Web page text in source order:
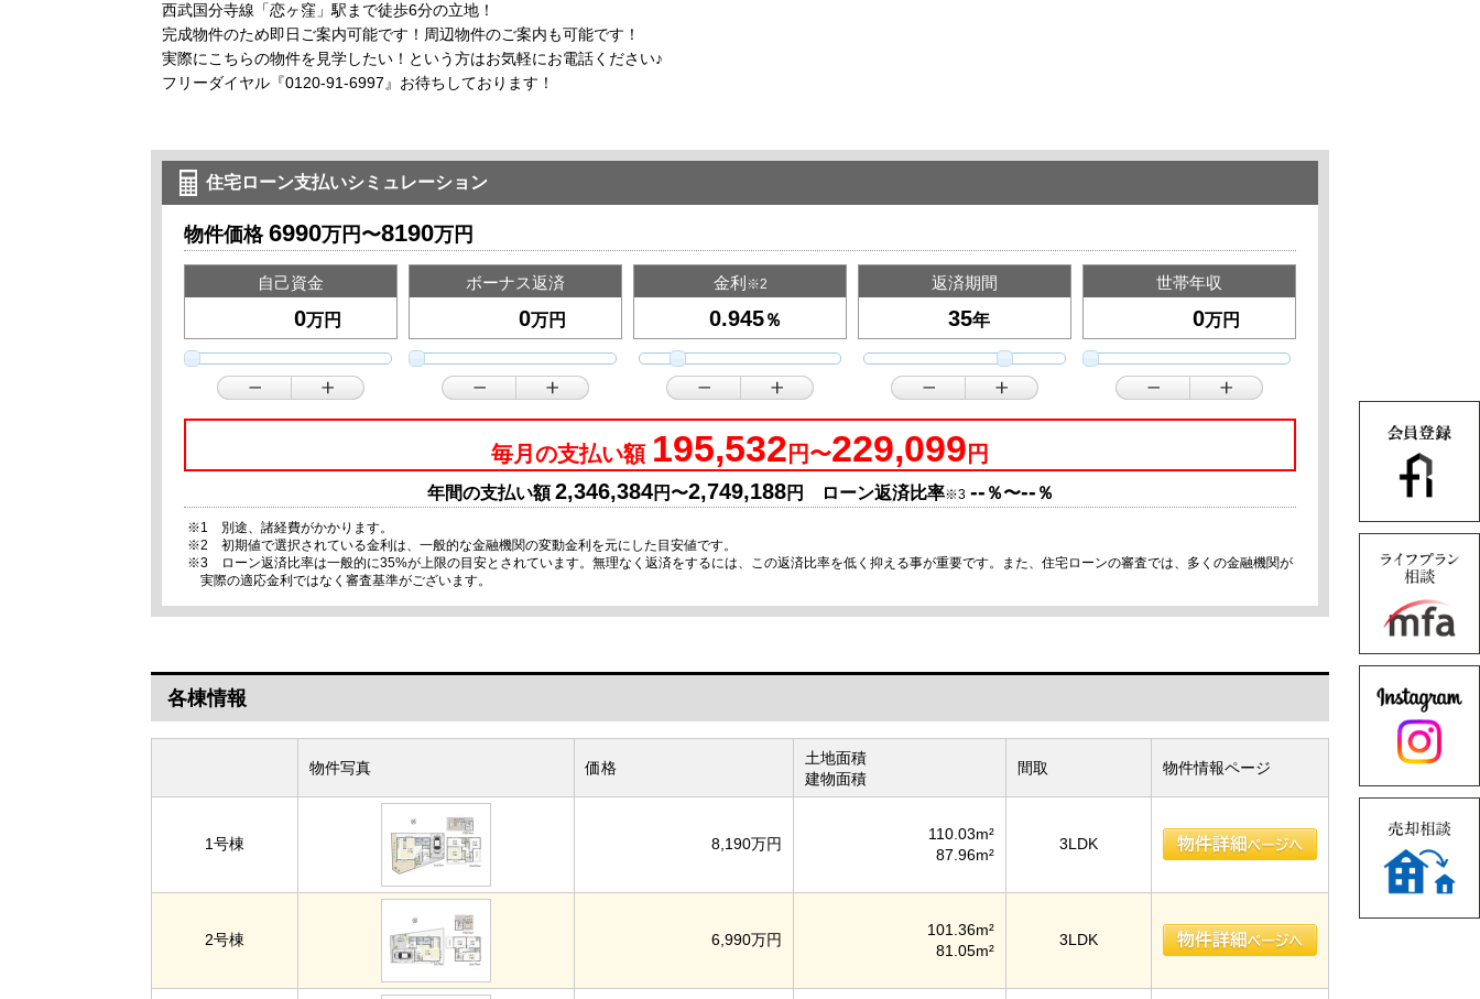
西武国分寺線「恋ヶ窪」駅まで徒歩6分の立地！
完成物件のため即日ご案内可能です！周辺物件のご案内も可能です！
実際にこちらの物件を見学したい！という方はお気軽にお電話ください♪
フリーダイヤル『0120-91-6997』お待ちしております！
住宅ローン支払いシミュレーション
物件価格 6990万円〜8190万円
自己資金
万円
ボーナス返済
万円
金利 ※2
％
返済期間
年
世帯年収
万円
毎月の支払い額 195,532 円〜229,099 円
年間の支払い額2,346,384円〜2,749,188円 ローン返済比率※3 -- ％〜-- ％
※1 別途、諸経費がかかります。
※2 初期値で選択されている金利は、一般的な金融機関の変動金利を元にした目安値です。
※3 ローン返済比率は一般的に35%が上限の目安とされています。無理なく返済をするには、この返済比率を低く抑える事が重要です。また、住宅ローンの審査では、多くの金融機関が
実際の適応金利ではなく審査基準がございます。
各棟情報
物件写真 価格
土地面積
建物面積
間取 物件情報ページ
1号棟 8,190万円
110.03m²
87.96m²
3LDK
2号棟 6,990万円
101.36m²
81.05m²
3LDK